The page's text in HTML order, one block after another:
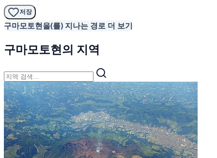
저장
구마모토현을(를) 지나는 경로 더 보기
구마모토현의 지역